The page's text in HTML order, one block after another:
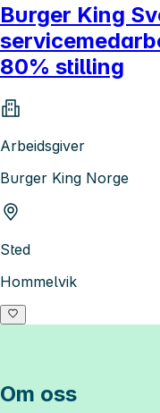
Burger King
80% stilling
Arbeidsgiver
Burger King Norge
Sted
Hommelvik
Om oss